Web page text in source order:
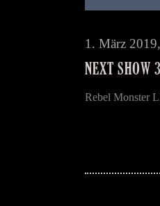
1. März 2019
NEXT SHOW
Rebel Monster